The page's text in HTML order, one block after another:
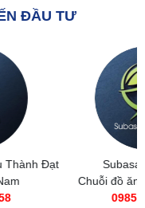
ĐẦU TƯ
Subasa Việt Nam
đồ ăn nhanh Subasa